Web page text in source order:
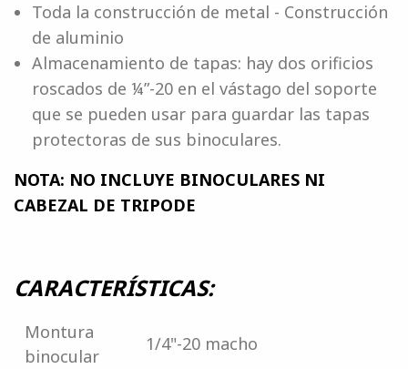
Toda la construcción de metal - Construcción
de aluminio
Almacenamiento de tapas: hay dos orificios
roscados de ¼”-20 en el vástago del soporte
que se pueden usar para guardar las tapas
protectoras de sus binoculares.
NOTA: NO INCLUYE BINOCULARES NI
CABEZAL DE TRIPODE
CARACTERÍSTICAS:
Montura
binocular
1/4"-20 macho